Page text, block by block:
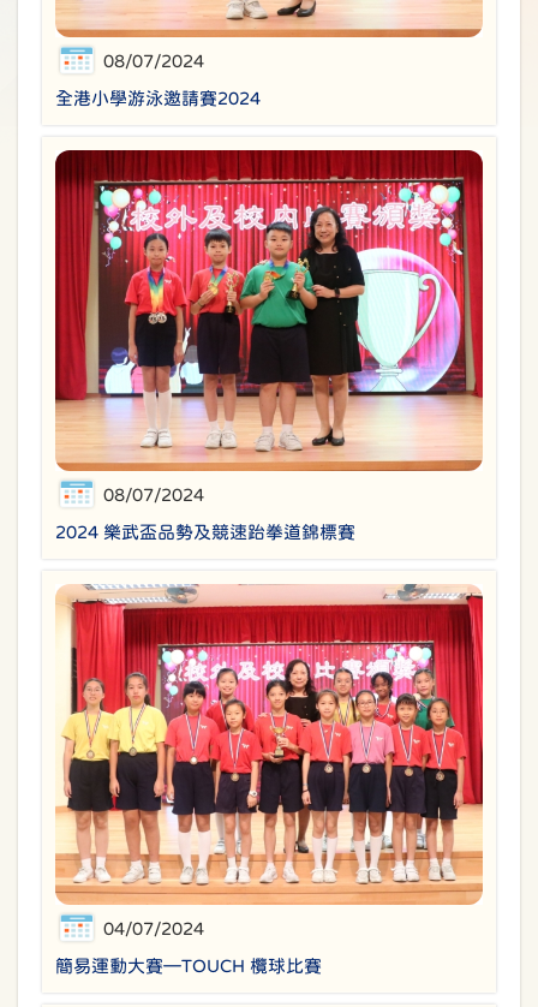
08/07/2024
全港小學游泳邀請賽2024
08/07/2024
2024 樂武盃品勢及競速跆拳道錦標賽
04/07/2024
簡易運動大賽—TOUCH 欖球比賽